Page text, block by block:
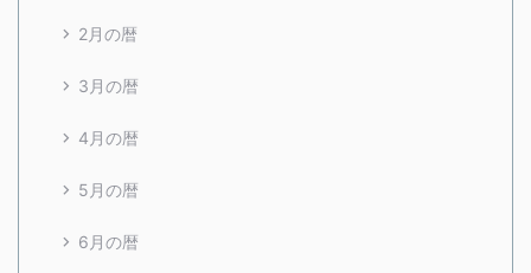
2月の暦
3月の暦
4月の暦
5月の暦
6月の暦